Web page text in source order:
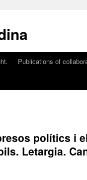
Publications of
polítics i
Letargia.